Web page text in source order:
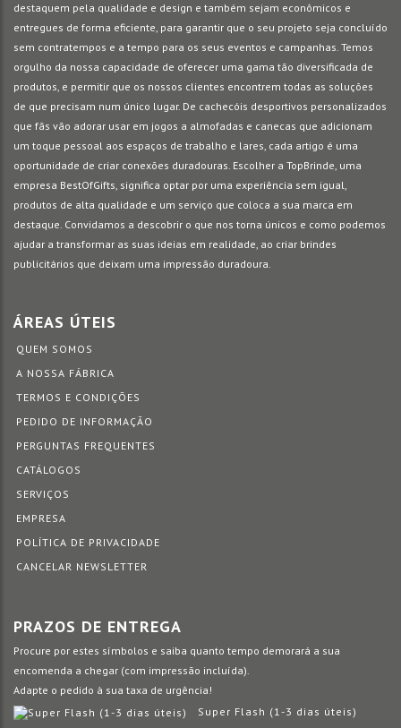
destaquem pela qualidade e design e também sejam econômicos e
entregues de forma eficiente, para garantir que o seu projeto seja concluído
sem contratempos e a tempo para os seus eventos e campanhas. Temos
orgulho da nossa capacidade de oferecer uma gama tão diversificada de
produtos, e permitir que os nossos clientes encontrem todas as soluções
de que precisam num único lugar. De cachecóis desportivos personalizados
que fãs vão adorar usar em jogos a almofadas e canecas que adicionam
um toque pessoal aos espaços de trabalho e lares, cada artigo é uma
oportunidade de criar conexões duradouras. Escolher a TopBrinde, uma
empresa BestOfGifts, significa optar por uma experiência sem igual,
produtos de alta qualidade e um serviço que coloca a sua marca em
destaque. Convidamos a descobrir o que nos torna únicos e como podemos
ajudar a transformar as suas ideias em realidade, ao criar brindes
publicitários que deixam uma impressão duradoura.
ÁREAS ÚTEIS
QUEM SOMOS
A NOSSA FÁBRICA
TERMOS E CONDIÇÕES
PEDIDO DE INFORMAÇÃO
PERGUNTAS FREQUENTES
CATÁLOGOS
SERVIÇOS
EMPRESA
POLÍTICA DE PRIVACIDADE
CANCELAR NEWSLETTER
PRAZOS DE ENTREGA
Procure por estes símbolos e saiba quanto tempo demorará a sua
encomenda a chegar (com impressão incluída).
Adapte o pedido à sua taxa de urgência!
Super Flash (1-3 dias úteis)